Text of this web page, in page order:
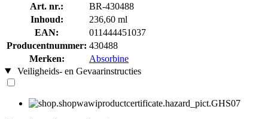
Art. nr.:
BR-430488
Inhoud:
236,60 ml
EAN:
011444451037
Producentnummer: 430488
Merken:
Absorbine
Veiligheids- en Gevaarinstructies